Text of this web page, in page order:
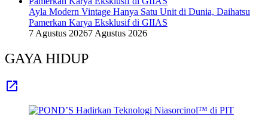
Ayla Modern Vintage Hanya Satu Unit di Dunia, Daihatsu
Pamerkan Karya Eksklusif di GIIAS
7 Agustus 20267 Agustus 2026
GAYA HIDUP